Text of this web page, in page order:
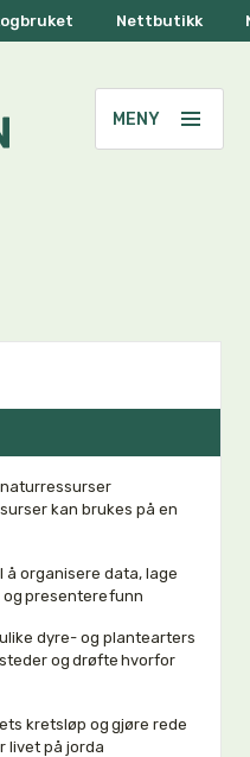
Nettbutikk
kan brukes på en
å organisere data, lage
presentere funn
dyre- og plantearters
og drøfte hvorfor
kretsløp og gjøre rede
livet på jorda